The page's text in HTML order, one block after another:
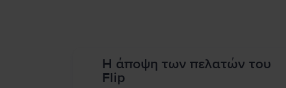
Η άποψη των πελατών του
Flip